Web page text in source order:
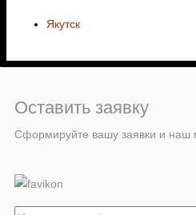
Якутск
Оставить заявку
Сформируйте вашу заявки и наш